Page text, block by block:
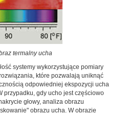
termalny ucha
systemy wykorzystujące pomiary
które pozwalają uniknąć
odpowiedniej ekspozycji ucha
przypadku, gdy ucho jest częściowo
głowy, analiza obrazu
obrazu ucha. W obrazie